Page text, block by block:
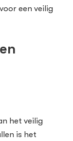
een veilig
het veilig
is het